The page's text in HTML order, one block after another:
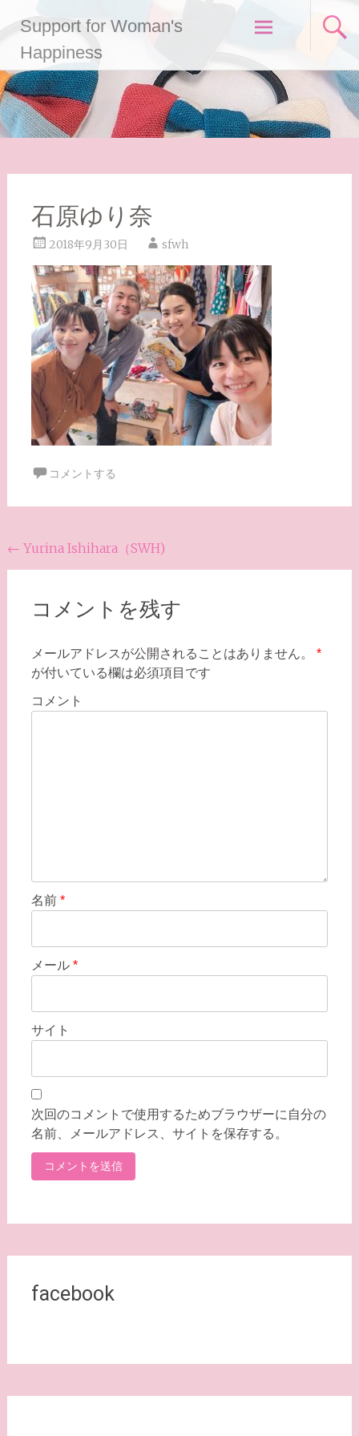
ン
ン
ツ
へ
ス
Support for Woman's
Happiness
石原ゆり奈
2018年9月30日 sfwh
コメントする
投
稿
← Yurina Ishihara（SWH)
コメントを残す
メールアドレスが公開されることはありません。
*
が付いている欄は必須項目です
コメント
名前 *
メール *
サイト
次回のコメントで使用するためブラウザーに自分の
名前、メールアドレス、サイトを保存する。
facebook